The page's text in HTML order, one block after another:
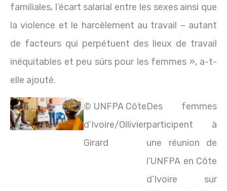
familiales, l’écart salarial entre les sexes ainsi que
la violence et le harcèlement au travail – autant
de facteurs qui perpétuent des lieux de travail
inéquitables et peu sûrs pour les femmes », a-t-
elle ajouté.
© UNFPA Côte
d’Ivoire/Ollivier
Girard
Des femmes
participent à
une réunion de
l’UNFPA en Côte
d’Ivoire sur